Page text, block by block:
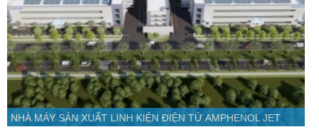
NHÀ MÁY SẢN XUẤT LINH KIỆN ĐIỆN TỬ AMPHENOL JET